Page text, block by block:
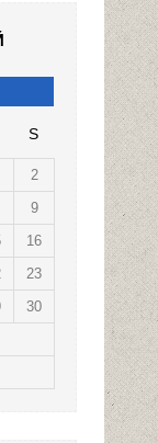
S
2
9
16
23
30